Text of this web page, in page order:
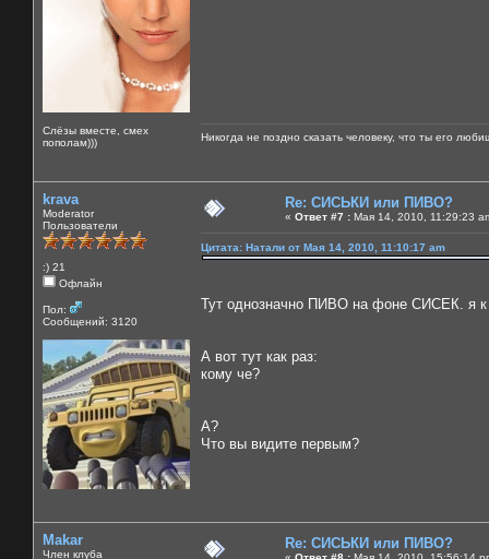
Слёзы вместе, смех
пополам)))
Никогда не поздно сказать человеку, что ты его
krava
Moderator
Пользователи
:) 21
Офлайн
Пол:
Сообщений: 3120
Re: СИСЬКИ или ПИВО?
« Ответ #7 : Мая 14, 2010, 11:29:23
Цитата: Натали от Мая 14, 2010, 11:10:17 am
Тут однозначно ПИВО на фоне СИСЕК. я к
А вот тут как раз:
кому че?
А?
Что вы видите первым?
Makar
Член клуба
Re: СИСЬКИ или ПИВО?